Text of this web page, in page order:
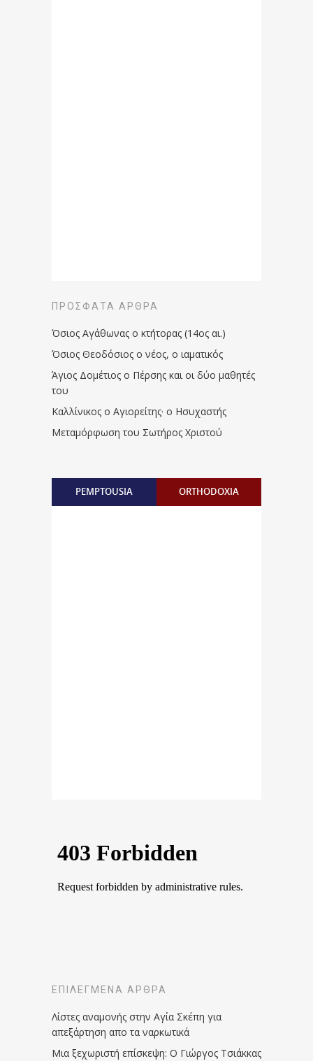
ΠΡΌΣΦΑΤΑ ΆΡΘΡΑ
Όσιος Αγάθωνας ο κτήτορας (14ος αι.)
Όσιος Θεοδόσιος ο νέος, ο ιαματικός
Άγιος Δομέτιος ο Πέρσης και οι δύο μαθητές
του
Καλλίνικος ο Αγιορείτης · ο Ησυχαστής
Μεταμόρφωση του Σωτήρος Χριστού
PEMPTOUSIA ORTHODOXIA
ΕΠΙΛΕΓΜΈΝΑ ΆΡΘΡΑ
Λίστες αναμονής στην Αγία Σκέπη για
απεξάρτηση απο τα ναρκωτικά
Μια ξεχωριστή επίσκεψη: Ο Γιώργος Τσιάκκας